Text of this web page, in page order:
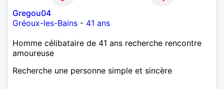
Gregou04
Gréoux-les-Bains - 41 ans
Homme célibataire de 41 ans recherche rencontre
amoureuse
Recherche une personne simple et sincère